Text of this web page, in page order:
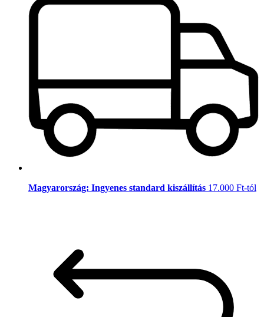
Magyarország: Ingyenes standard kiszállítás 17.000 Ft-tól